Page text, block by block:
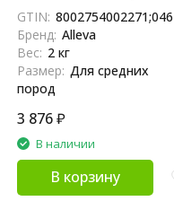
пород с океанической
рыбой, коноплей и алое
2 кг
GTIN:
Бренд: Alleva
Вес: 2 кг
Размер: Для средних
пород
3 876₽
В наличии
В корзину